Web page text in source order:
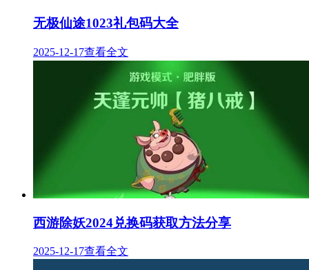
无极仙途1023礼包码大全
2025-12-17查看全文
西游除妖2024兑换码获取方法分享
2025-12-17查看全文